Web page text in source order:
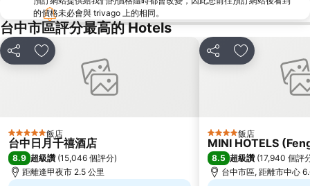
台中工業區
台中中華夜市
水里火車站
埔里酒廠
后豐鐵馬道
台中國立美術館
台中公園
八卦山大佛風景區
台中都會公園
Taichung International Airport
的價格未必會與 trivago 上的相同。
台中市區評分最高的 Hotels
分享 加入我的最愛
5 星級 飯店
台中日月千禧酒店
8.9 超級讚 (15,046 個評分)
距離逢甲夜市 2.5 公里
分享 加入我的最愛
4 星級 飯店
MINI HOTELS
8.5 超級讚 (17,940 個評
台中市區, 距離市中心